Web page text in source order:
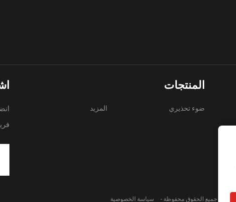
المنتجات
ضوء تحذيري المزيد
سياسة الخصوصية